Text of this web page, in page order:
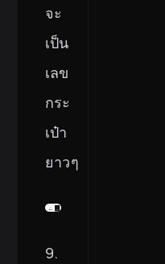
จะ
เป็น
เลข
กระ
เป๋า
ยาวๆ
9.